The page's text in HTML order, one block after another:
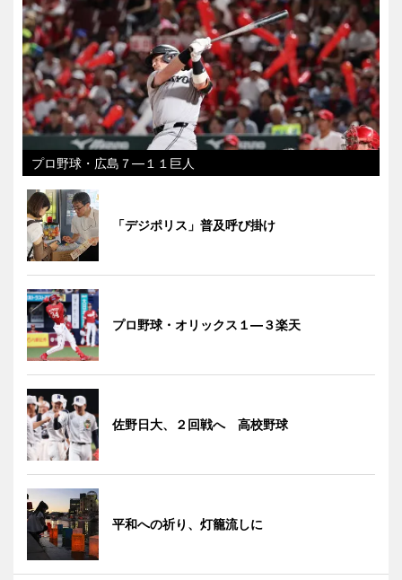
プロ野球・広島７―１１巨人
「デジポリス」普及呼び掛け
プロ野球・オリックス１―３楽天
佐野日大、２回戦へ 高校野球
平和への祈り、灯籠流しに